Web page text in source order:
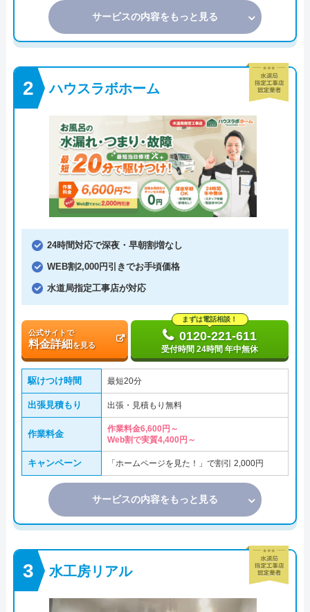
サービスの内容をもっと見る
ハウスラボホーム
24時間対応で深夜・早朝割増なし
WEB割2,000円引きでお手頃価格
水道局指定工事店が対応
公式サイトで
料金詳細を見る
まずは電話相談！
0120-221-611
受付時間 24時間 年中無休
駆けつけ時間 最短20分
出張見積もり 出張・見積もり無料
作業料金
作業料金6,600円～
Web割で実質4,400円～
キャンペーン 「ホームページを見た！」で割引 2,000円
サービスの内容をもっと見る
水工房リアル